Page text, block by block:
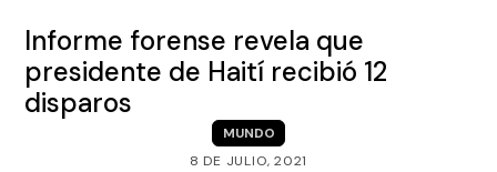
Informe forense revela que
presidente de Haití recibió 12
disparos
MUNDO
8 DE JULIO, 2021